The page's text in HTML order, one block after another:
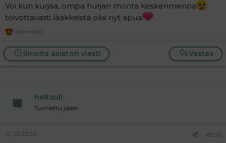
lääkityksen kilpirauhaseen. Ja lisäksi tuli lääkkeet jotka
aloitan ovulaation jälkeen.
palailla listoille haaveilemaan uudesta raskaudesta ja
pienestä meille vuodelle 2027
Yritys on aloitettu 10/2025 ja lapsi olisi meille kolmas.
(1.yhteinen)
Voi kun kurjaa, ompa hurjan monta keskenmenoa
toivottavasti lääkkeistä olisi nyt apua
R
a
c
t
Menna90
Vastaa
Ilmoita asiaton viesti
heltsuli
Tunnettu jäsen
12.05.2026 #303